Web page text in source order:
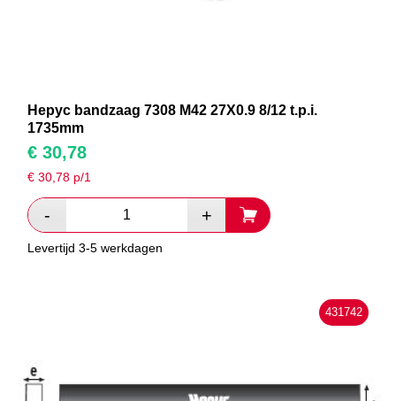
Hepyc bandzaag 7308 M42 27X0.9 8/12 t.p.i.
1735mm
€ 30,78
€30,78 p/1
Levertijd 3-5 werkdagen
431742